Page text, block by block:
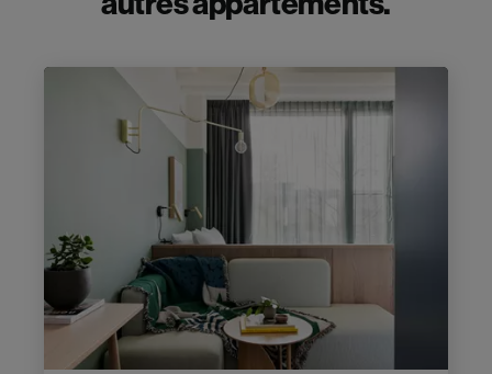
autres appartements.